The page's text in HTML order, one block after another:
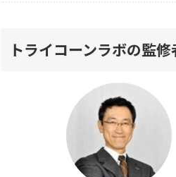
トライコーンラボの監修